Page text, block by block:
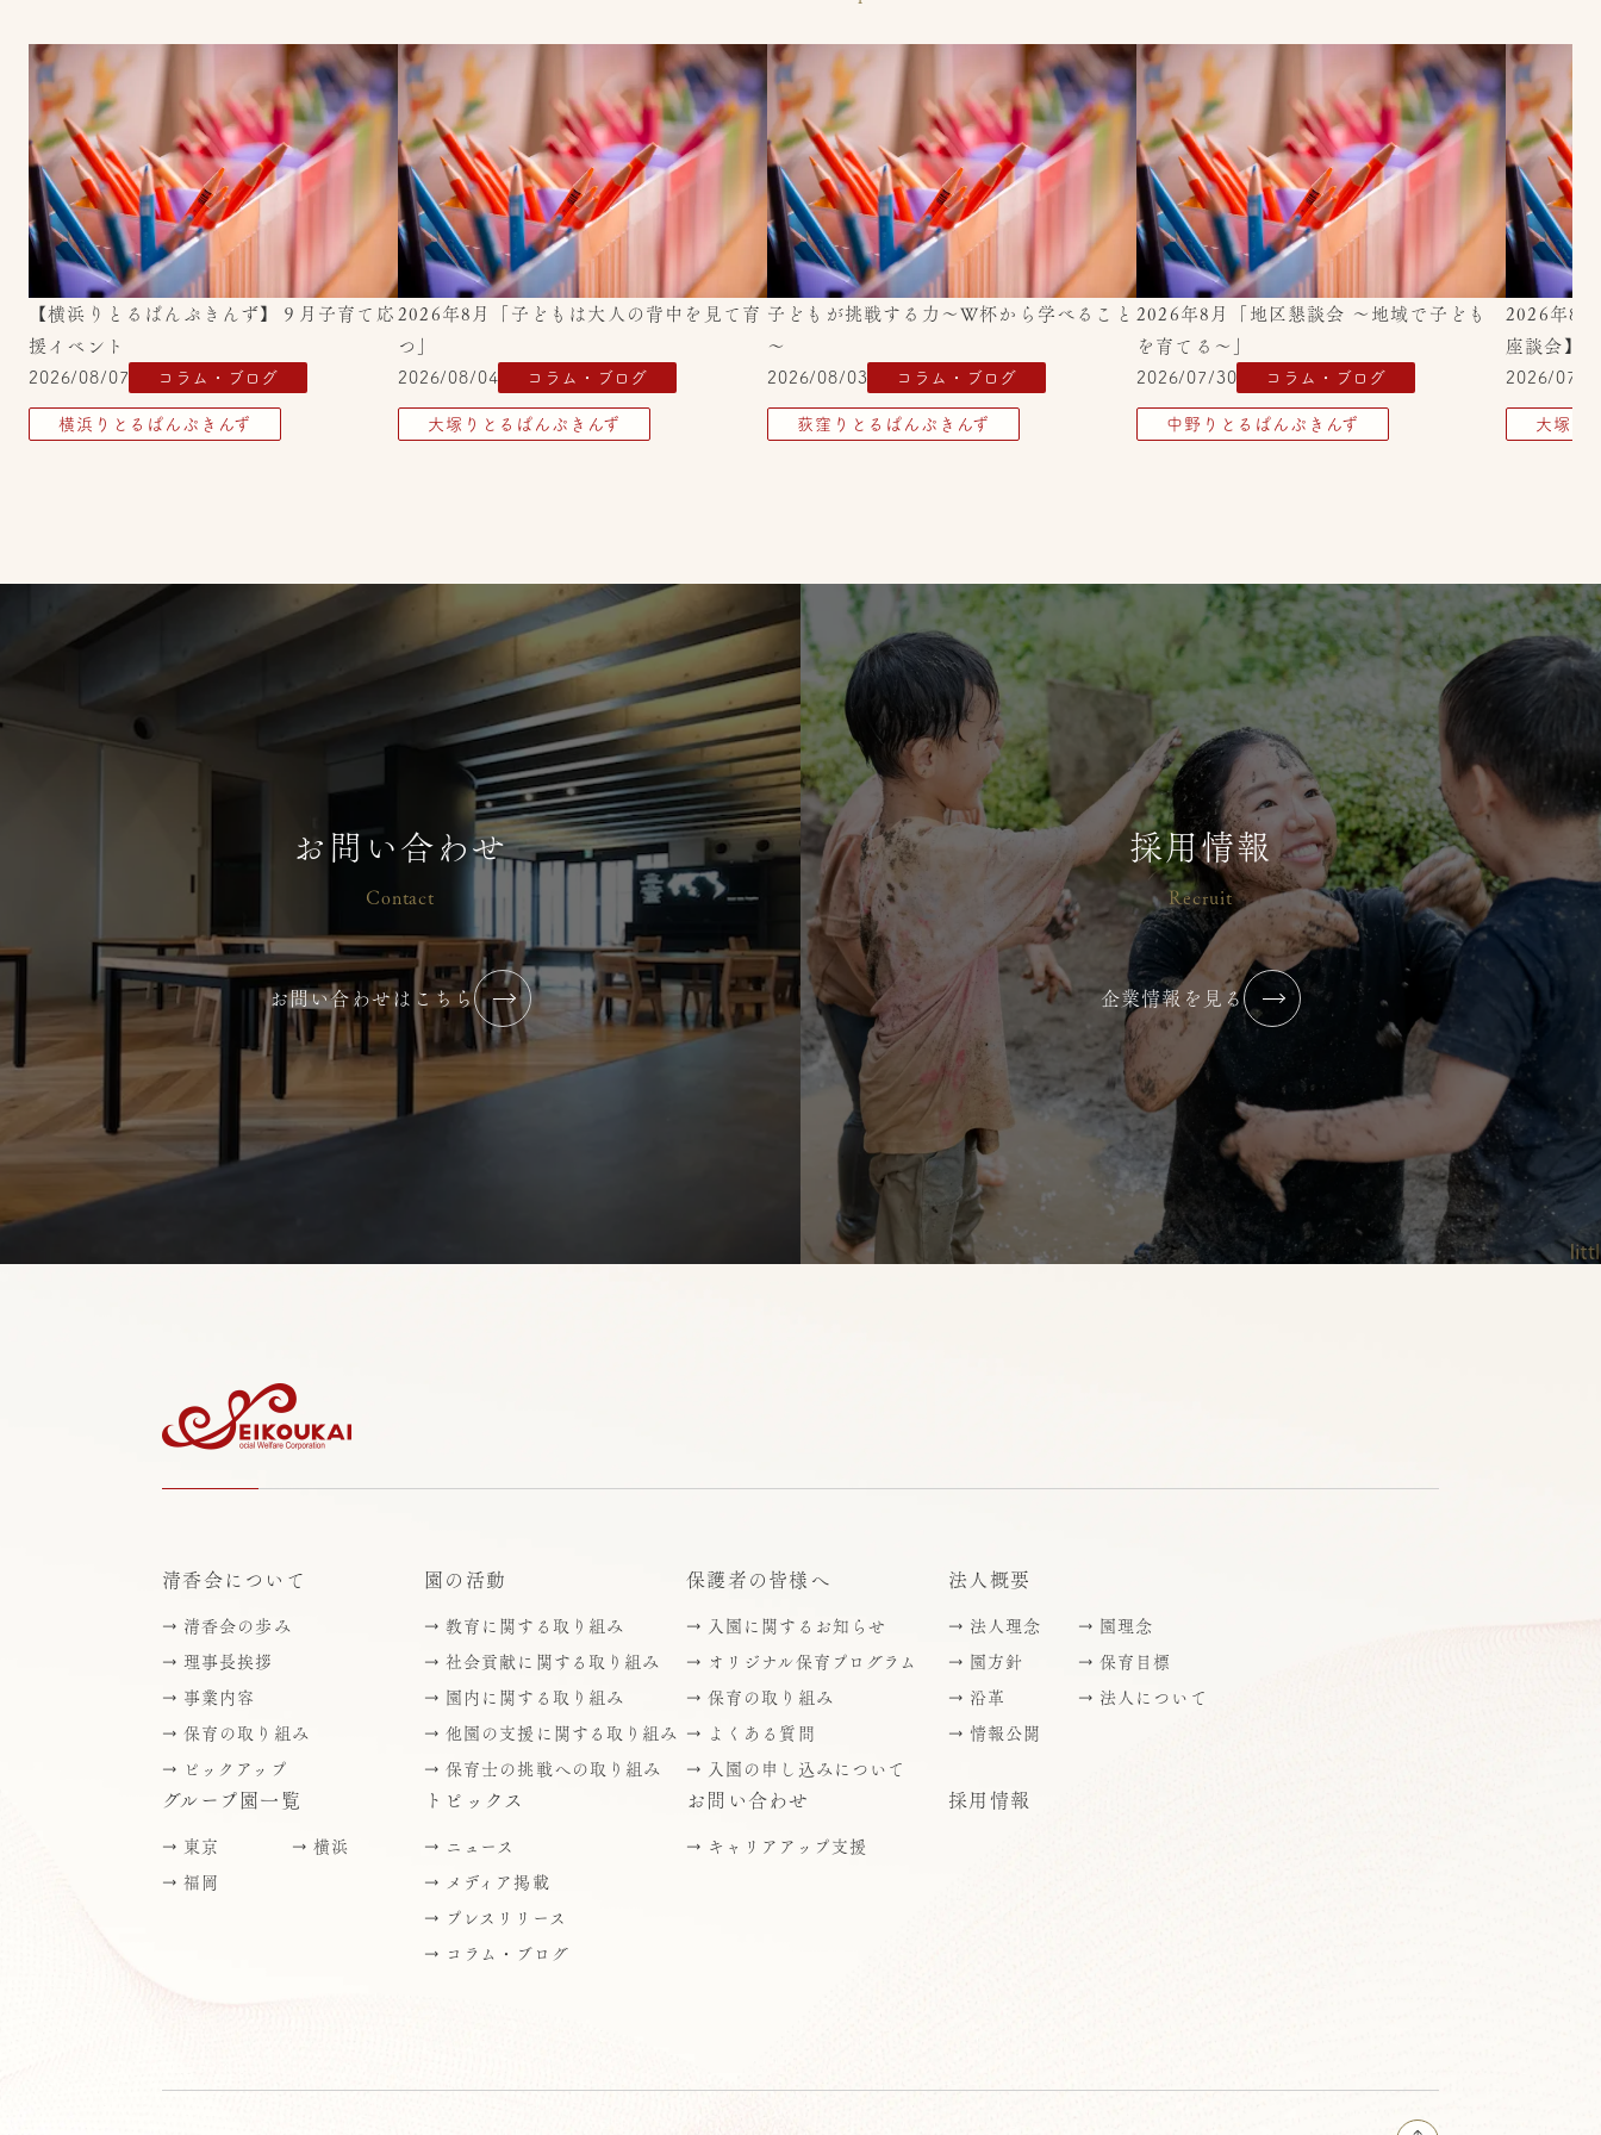
【横浜りとるぱんぷきんず】９月子育て応
援イベント
2026/08/07 コラム・ブログ
横浜りとるぱんぷきんず
2026年8月「子どもは大人の背中を見て育
つ」
2026/08/04 コラム・ブログ
大塚りとるぱんぷきんず
子どもが挑戦する力～W杯から学べること
～
2026/08/03 コラム・ブログ
荻窪りとるぱんぷきんず
2026年8月「地区懇談会 ～地域で子ども
を育てる～」
2026/07/30 コラム・ブログ
中野りとるぱんぷきんず
2026年8
座談会】
2026/07/
大塚り
お問い合わせ
Contact
お問い合わせはこちら
採用情報
Recruit
企業情報を見る
清香会について
清香会の歩み
理事長挨拶
事業内容
保育の取り組み
ピックアップ
園の活動
教育に関する取り組み
社会貢献に関する取り組み
園内に関する取り組み
他園の支援に関する取り組み
保育士の挑戦への取り組み
保護者の皆様へ
入園に関するお知らせ
オリジナル保育プログラム
保育の取り組み
よくある質問
入園の申し込みについて
法人概要
法人理念 園理念
園方針 保育目標
沿革 法人について
情報公開
グループ園一覧
東京 横浜
福岡
トピックス
ニュース
メディア掲載
プレスリリース
コラム・ブログ
お問い合わせ
キャリアアップ支援
採用情報